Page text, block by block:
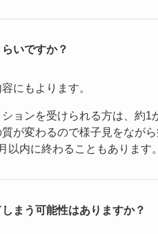
いですか？
にもよります。
ョンを受けられる方は、約1
が変わるので様子見をながら
以内に終わることもあります。
まう可能性はありますか？